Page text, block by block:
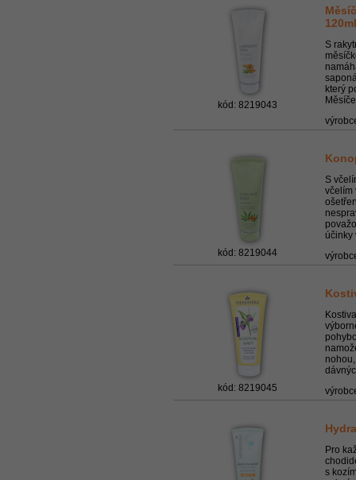
kód: 8219043
120ml
S
který
kód: 8219044
S
včelím
účinky
kód: 8219045
Pro
s